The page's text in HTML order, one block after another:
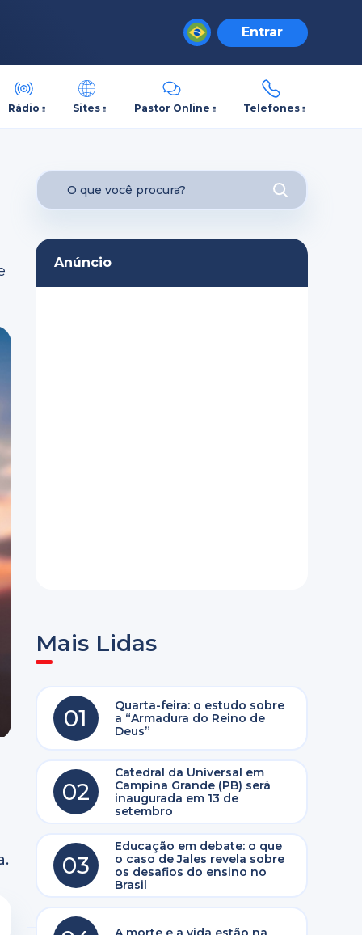
Entrar
Rádio Sites Pastor Online Telefones
Anúncio
Mais Lidas
01
Quarta-feira: o estudo sobre
a “Armadura do Reino de
Deus”
02
Catedral da Universal em
Campina Grande (PB) será
inaugurada em 13 de
setembro
03
Educação em debate: o que
o caso de Jales revela sobre
os desafios do ensino no
Brasil